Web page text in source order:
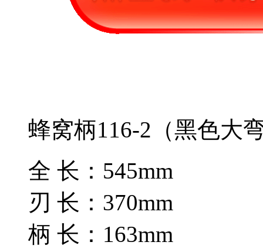
蜂窝柄116-2（黑色大
全 长：545mm
刃 长：370mm
柄 长：163mm